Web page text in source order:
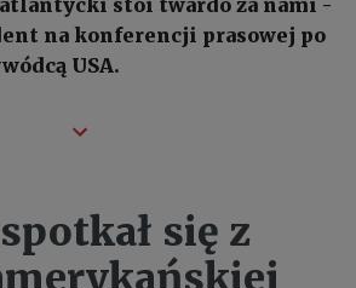
na konferencji prasowej po
USA.
się z